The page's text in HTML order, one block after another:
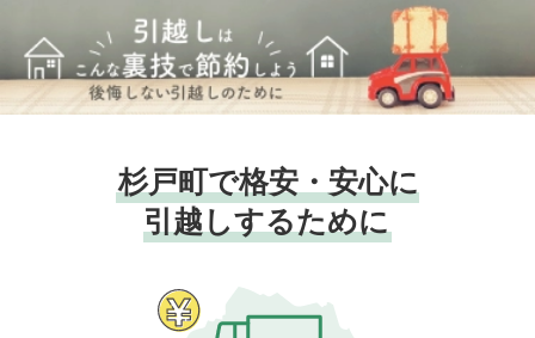
杉戸町で格安・安心に
引越しするために